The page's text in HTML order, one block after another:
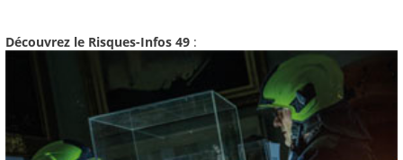
Découvrez le Risques-Infos 49 :